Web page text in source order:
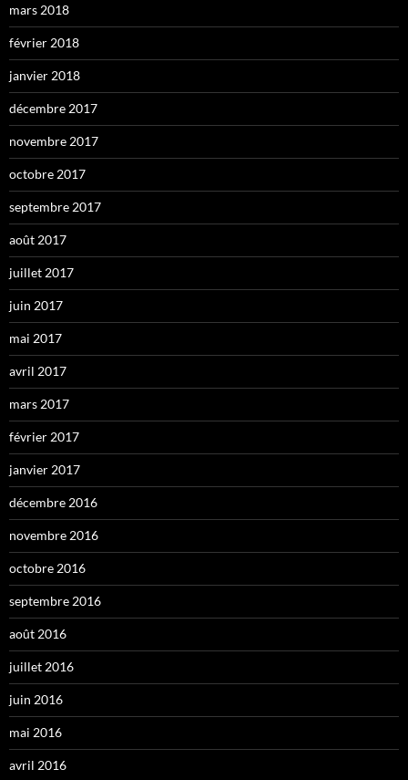
mars 2018
février 2018
janvier 2018
décembre 2017
novembre 2017
octobre 2017
septembre 2017
août 2017
juillet 2017
juin 2017
mai 2017
avril 2017
mars 2017
février 2017
janvier 2017
décembre 2016
novembre 2016
octobre 2016
septembre 2016
août 2016
juillet 2016
juin 2016
mai 2016
avril 2016